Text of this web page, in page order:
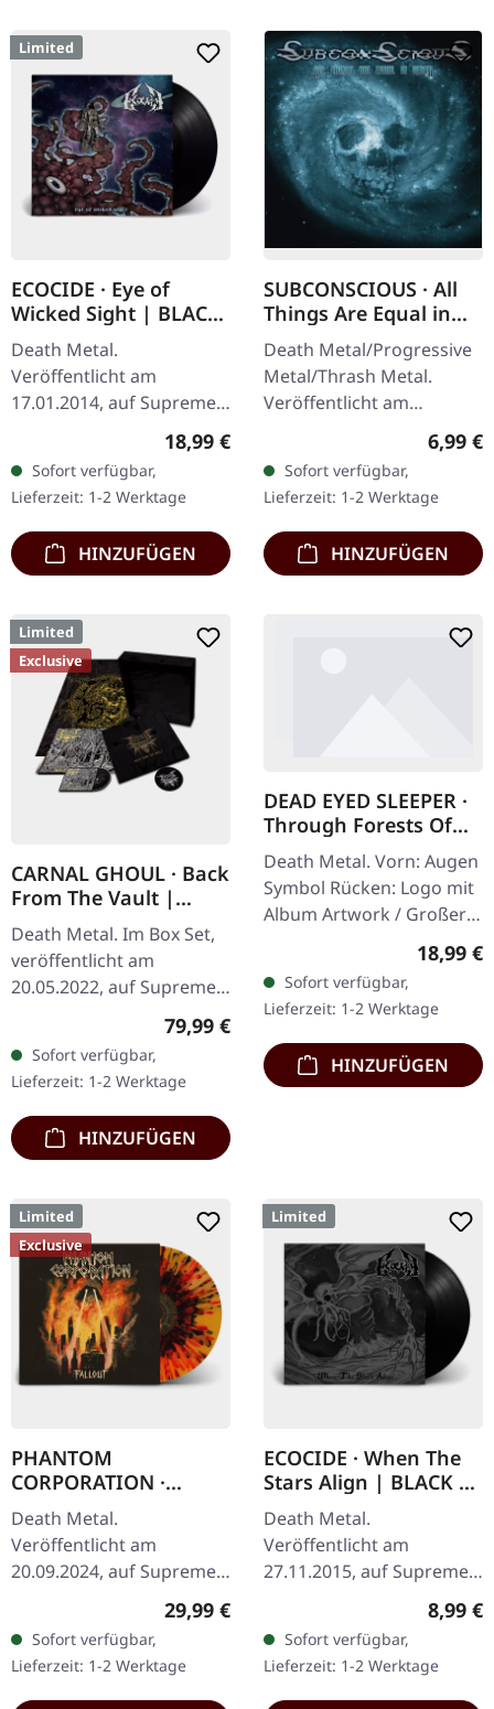
Limited
ECOCIDE · Eye of
Wicked Sight | BLACK
LP
Death Metal.
Veröffentlicht am
17.01.2014, auf Supreme
Schwarzes Vinyl, ltd. 200
180g schwarzes Vinyl
Schweres Cover (350g)
mit mattem…
Regulärer Preis:
18,99 €
Sofort verfügbar,
Lieferzeit: 1-2 Werktage
HINZUFÜGEN
SUBCONSCIOUS · All
Things Are Equal in
Death | CD
Death Metal/Progressive
Metal/Thrash Metal.
Veröffentlicht am
08.08.2008, auf Supreme
Chaos Records. CD im
Jewelcase mit 8-seitigem
Booklet.…
6,99 €
Sofort verfügbar,
Lieferzeit: 1-2 Werktage
HINZUFÜGEN
Limited
Exclusive
CARNAL GHOUL · Back
From The Vault |
WOODEN BOX SET
Death Metal. Im Box Set,
veröffentlicht am
20.05.2022, auf Supreme
Chaos Records. Extrem
Holzbox mit Logo und
Nummerierung,…
Regulärer Preis:
79,99 €
Sofort verfügbar,
Lieferzeit: 1-2 Werktage
HINZUFÜGEN
DEAD EYED SLEEPER ·
Through Forests Of
Nonentities Bug Zip |
HSW ZIP L
Death Metal. Vorn: Augen
Symbol Rücken: Logo mit
Album Artwork / Großer
stilisierter Käfer 80%
Baumwolle, 20% Polyester
18,99 €
Sofort verfügbar,
Lieferzeit: 1-2 Werktage
HINZUFÜGEN
Limited
Exclusive
PHANTOM
CORPORATION ·
Fallout | FIRE
SPLATTER LP
Death Metal.
Veröffentlicht am
20.09.2024, auf Supreme
Chaos Records. SCR-
exklusives 'Fire Splatter'
Vinyl mit Insert, limitiert
auf 150…
Regulärer Preis:
29,99 €
Sofort verfügbar,
Lieferzeit: 1-2 Werktage
Limited
ECOCIDE · When The
Stars Align | BLACK 7"
EP
Death Metal.
Veröffentlicht am
27.11.2015, auf Supreme
Chaos Records. Schweres
schwarzes 7" Vinyl im
dicken Cover. Limitiert auf
200 handnummerierte…
8,99 €
Sofort verfügbar,
Lieferzeit: 1-2 Werktage